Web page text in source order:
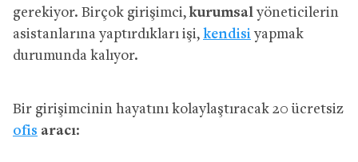
gerekiyor. Birçok girişimci, kurumsalyöneticilerin
asistanlarına yaptırdıkları işi, kendisiyapmak
durumunda kalıyor.
Bir girişimcinin hayatını kolaylaştıracak 20 ücretsiz
ofis aracı: